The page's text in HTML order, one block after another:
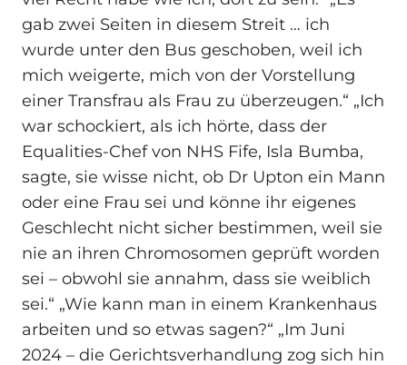
gab zwei Seiten in diesem Streit … ich
wurde unter den Bus geschoben, weil ich
mich weigerte, mich von der Vorstellung
einer Transfrau als Frau zu überzeugen.“ „Ich
war schockiert, als ich hörte, dass der
Equalities-Chef von NHS Fife, Isla Bumba,
sagte, sie wisse nicht, ob Dr Upton ein Mann
oder eine Frau sei und könne ihr eigenes
Geschlecht nicht sicher bestimmen, weil sie
nie an ihren Chromosomen geprüft worden
sei – obwohl sie annahm, dass sie weiblich
sei.“ „Wie kann man in einem Krankenhaus
arbeiten und so etwas sagen?“ „Im Juni
2024 – die Gerichtsverhandlung zog sich hin